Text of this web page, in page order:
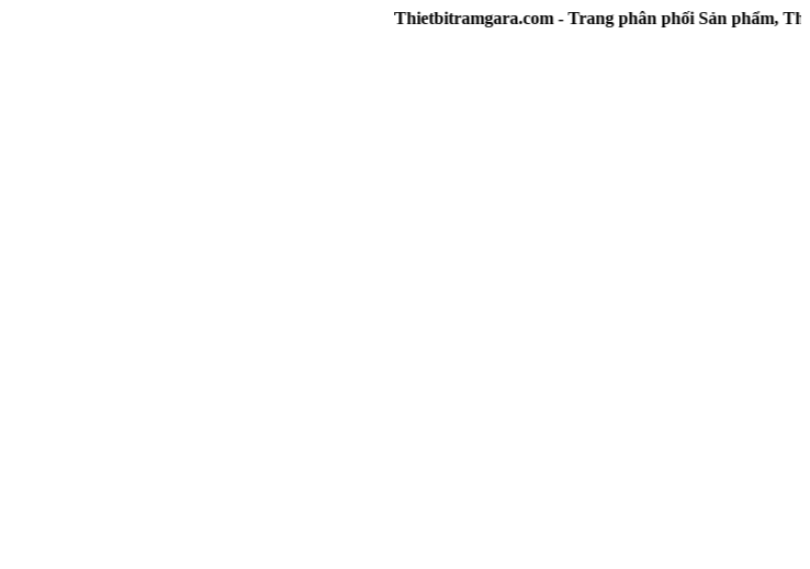
Thietbitramgara.com - Trang phân phối Sản phẩm, Thiết bị